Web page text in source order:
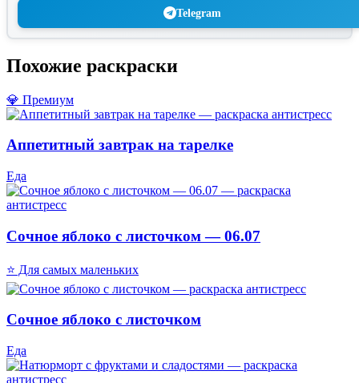
Telegram
Похожие раскраски
💎 Премиум
Аппетитный завтрак на тарелке
Еда
Сочное яблоко с листочком — 06.07
⭐ Для самых маленьких
Сочное яблоко с листочком
Еда